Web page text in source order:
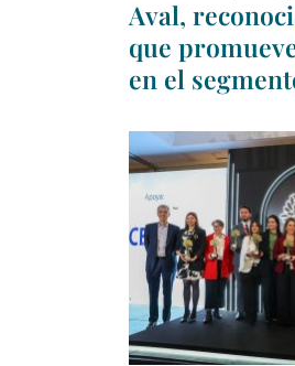
Aval,
que
en el